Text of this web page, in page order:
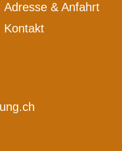
Adresse & Anfahrt
Kontakt